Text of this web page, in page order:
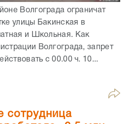
Волгограда ограничат
улицы Бакинская в
и Школьная. Как
Волгограда, запрет
с 00.00 ч. 10...
сотрудница